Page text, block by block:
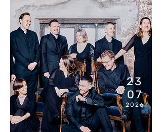
19H00
23
07
2026